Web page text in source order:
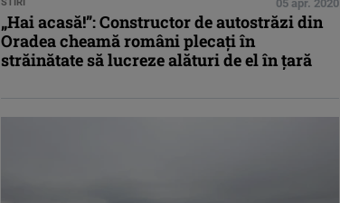
05 apr. 2020
„Hai acasă!”: Constructor de autostrăzi din
Oradea cheamă români plecați în
străinătate să lucreze alături de el în țară